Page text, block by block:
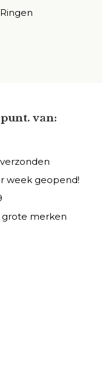
Ringen
van:
week geopend!
grote merken